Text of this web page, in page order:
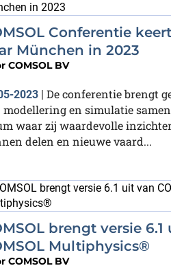
Conferentie
München in 2023
COMSOL BV
2023 | De conferentie brengt
modellering en simulatie
waar zij waardevolle
delen en nieuwe vaard...
brengt versie 6.1
Multiphysics®
COMSOL BV